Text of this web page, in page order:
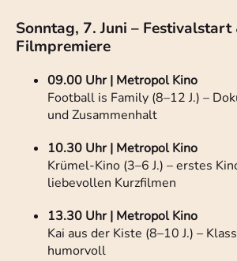
Sonntag, 7. Juni – Festivalstart
Filmpremiere
09.00 Uhr | Metropol Kino
Football is Family (8–12 J.) –
und Zusammenhalt
10.30 Uhr | Metropol Kino
Krümel-Kino (3–6 J.) – erstes
liebevollen Kurzfilmen
13.30 Uhr | Metropol Kino
Kai aus der Kiste (8–10 J.) –
humorvoll